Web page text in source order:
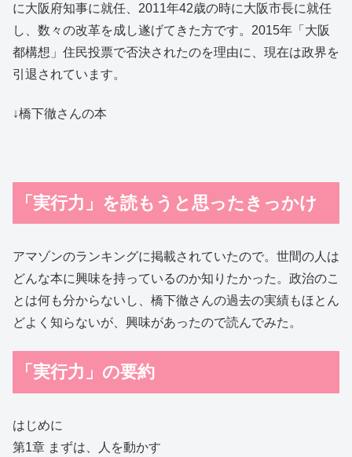
に大阪府知事に就任、2011年42歳の時に大阪市長に就任
し、数々の改革を成し遂げてきた方です。2015年「大阪
都構想」住民投票で否決されたのを理由に、現在は政界を
引退されています。
↓橋下徹さんの本
「実行力」を読もうと思ったきっかけ
アマゾンのランキングに掲載されていたので。世間の人は
どんな本に興味を持っているのか知りたかった。政治のこ
とは何も分からないし、橋下徹さんの過去の実績もほとん
どよく知らないが、興味があったので読んでみた。
「実行力」の要約
はじめに
第1章 まずは、人を動かす